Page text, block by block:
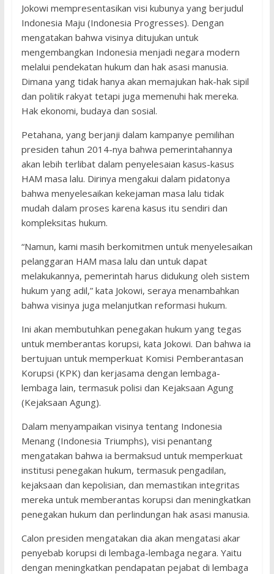
Jokowi mempresentasikan visi kubunya yang berjudul
Indonesia Maju (Indonesia Progresses). Dengan
mengatakan bahwa visinya ditujukan untuk
mengembangkan Indonesia menjadi negara modern
melalui pendekatan hukum dan hak asasi manusia.
Dimana yang tidak hanya akan memajukan hak-hak sipil
dan politik rakyat tetapi juga memenuhi hak mereka.
Hak ekonomi, budaya dan sosial.
Petahana, yang berjanji dalam kampanye pemilihan
presiden tahun 2014-nya bahwa pemerintahannya
akan lebih terlibat dalam penyelesaian kasus-kasus
HAM masa lalu. Dirinya mengakui dalam pidatonya
bahwa menyelesaikan kekejaman masa lalu tidak
mudah dalam proses karena kasus itu sendiri dan
kompleksitas hukum.
“Namun, kami masih berkomitmen untuk menyelesaikan
pelanggaran HAM masa lalu dan untuk dapat
melakukannya, pemerintah harus didukung oleh sistem
hukum yang adil,” kata Jokowi, seraya menambahkan
bahwa visinya juga melanjutkan reformasi hukum.
Ini akan membutuhkan penegakan hukum yang tegas
untuk memberantas korupsi, kata Jokowi. Dan bahwa ia
bertujuan untuk memperkuat Komisi Pemberantasan
Korupsi (KPK) dan kerjasama dengan lembaga-
lembaga lain, termasuk polisi dan Kejaksaan Agung
(Kejaksaan Agung).
Dalam menyampaikan visinya tentang Indonesia
Menang (Indonesia Triumphs), visi penantang
mengatakan bahwa ia bermaksud untuk memperkuat
institusi penegakan hukum, termasuk pengadilan,
kejaksaan dan kepolisian, dan memastikan integritas
mereka untuk memberantas korupsi dan meningkatkan
penegakan hukum dan perlindungan hak asasi manusia.
Calon presiden mengatakan dia akan mengatasi akar
penyebab korupsi di lembaga-lembaga negara. Yaitu
dengan meningkatkan pendapatan pejabat di lembaga